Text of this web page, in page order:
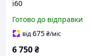
i60
Готово до відправки
від675₴/міс
6 750₴